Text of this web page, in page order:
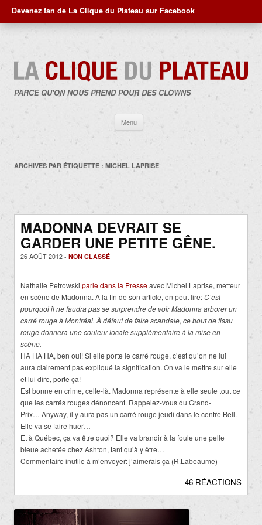
Devenez fan de La Clique du Plateau sur Facebook
PARCE QU'ON NOUS PREND POUR DES CLOWNS
Menu
contenu
ARCHIVES PAR ÉTIQUETTE : MICHEL LAPRISE
MADONNA DEVRAIT SE
GARDER UNE PETITE GÊNE.
26 AOÛT 2012 - NON CLASSÉ
Nathalie Petrowski parle dans la Presseavec Michel Laprise, metteur
en scène de Madonna. À la fin de son article, on peut lire:C’est
pourquoi il ne faudra pas se surprendre de voir Madonna arborer un
carré rouge à Montréal. À défaut de faire scandale, ce bout de tissu
rouge donnera une couleur locale supplémentaire à la mise en
scène.
HA HA HA, ben oui! Si elle porte le carré rouge, c’est qu’on ne lui
aura clairement pas expliqué la signification. On va le mettre sur elle
et lui dire, porte ça!
Est bonne en crime, celle-là. Madonna représente à elle seule tout ce
que les carrés rouges dénoncent. Rappelez-vous du Grand-
Prix… Anyway, il y aura pas un carré rouge jeudi dans le centre Bell.
Elle va se faire huer…
Et à Québec, ça va être quoi? Elle va brandir à la foule une pelle
bleue achetée chez Ashton, tant qu’à y être…
Commentaire inutile à m’envoyer: j’aimerais ça (R.Labeaume)
46 RÉACTIONS